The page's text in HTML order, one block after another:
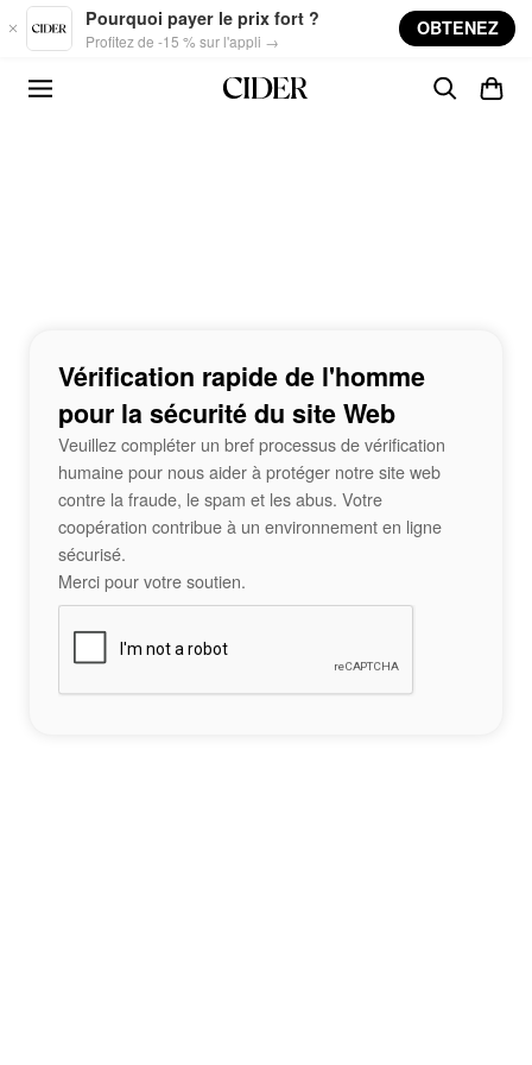
Skip to main content
Pourquoi payer le prix fort ?
Profitez de -15 % sur l'appli →
OBTENEZ
Vérification rapide de l'homme
pour la sécurité du site Web
Veuillez compléter un bref processus de vérification
humaine pour nous aider à protéger notre site web
contre la fraude, le spam et les abus. Votre
coopération contribue à un environnement en ligne
sécurisé.
Merci pour votre soutien.